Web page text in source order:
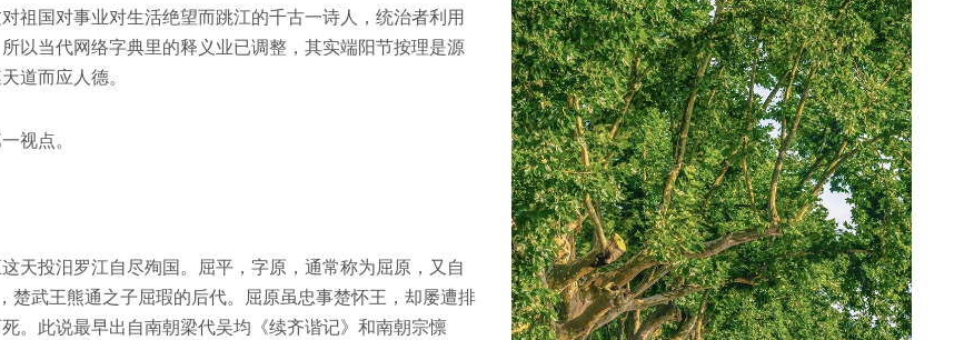
祖国对事业对生活绝望而跳江的千古一诗人，统治者利用
以当代网络字典里的释义业已调整，其实端阳节按理是源
道而应人德。
视点。
天投汨罗江自尽殉国。屈平，字原，通常称为屈原，又自
武王熊通之子屈瑕的后代。屈原虽忠事楚怀王，却屡遭排
。此说最早出自南朝梁代吴均《续齐谐记》和南朝宗懔